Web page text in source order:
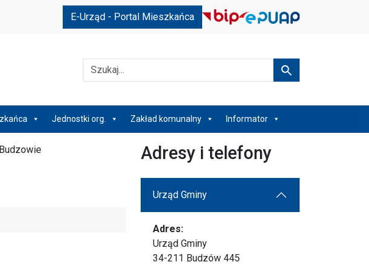
E-Urząd - Portal Mieszkańca
Szukaj Szukaj
Jednostki org. Zakład komunalny Informator
Adresy i telefony
Urząd Gminy
Adres:
Urząd Gminy
34-211 Budzów 445